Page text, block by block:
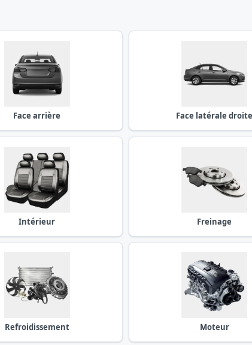
Face arrière Face latérale droite
Intérieur Freinage
Refroidissement Moteur